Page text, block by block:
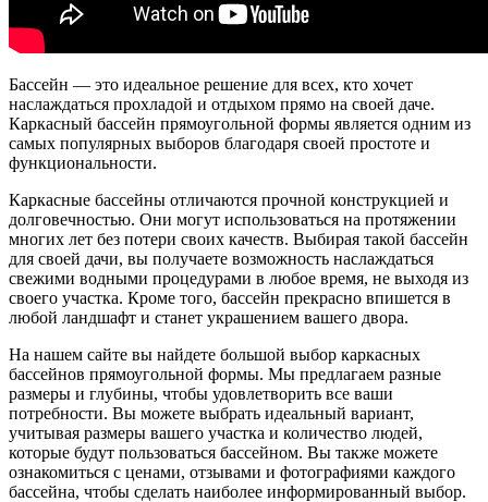
Бассейн — это идеальное решение для всех, кто хочет
наслаждаться прохладой и отдыхом прямо на своей даче.
Каркасный бассейн прямоугольной формы является одним из
самых популярных выборов благодаря своей простоте и
функциональности.
Каркасные бассейны отличаются прочной конструкцией и
долговечностью. Они могут использоваться на протяжении
многих лет без потери своих качеств. Выбирая такой бассейн
для своей дачи, вы получаете возможность наслаждаться
свежими водными процедурами в любое время, не выходя из
своего участка. Кроме того, бассейн прекрасно впишется в
любой ландшафт и станет украшением вашего двора.
На нашем сайте вы найдете большой выбор каркасных
бассейнов прямоугольной формы. Мы предлагаем разные
размеры и глубины, чтобы удовлетворить все ваши
потребности. Вы можете выбрать идеальный вариант,
учитывая размеры вашего участка и количество людей,
которые будут пользоваться бассейном. Вы также можете
ознакомиться с ценами, отзывами и фотографиями каждого
бассейна, чтобы сделать наиболее информированный выбор.